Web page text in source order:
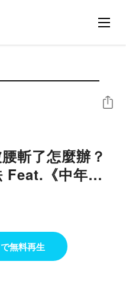
斬了怎麼辦？
Feat.《中年男
嗎?》Tim、漫
シェア
無料再生